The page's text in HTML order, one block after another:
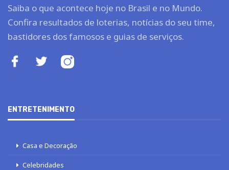
Saiba o que acontece hoje no Brasil e no Mundo.
Confira resultados de loterias, notícias do seu time,
bastidores dos famosos e guias de serviços.
ENTRETENIMENTO
Casa e Decoração
Celebridades